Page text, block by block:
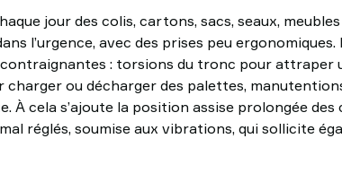
jour des colis, cartons, sacs, seaux,
l’urgence, avec des prises peu ergonomiques.
: torsions du tronc pour attraper
ou décharger des palettes,
À cela s’ajoute la position assise prolongée
réglés, soumise aux vibrations, qui sollicite